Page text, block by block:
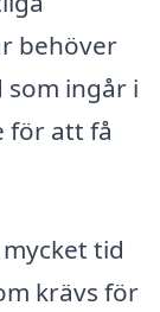
behöver
som ingår i
för att få
tid
krävs för